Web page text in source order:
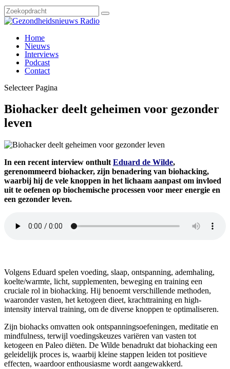
Home
Nieuws
Interviews
Podcast
Contact
Selecteer Pagina
Biohacker deelt geheimen voor gezonder
leven
In een recent interview onthult Eduard de Wilde,
gerenommeerd biohacker, zijn benadering van biohacking,
waarbij hij de vele knoppen in het lichaam aanpast om invloed
uit te oefenen op biochemische processen voor meer energie en
een gezonder leven.
Volgens Eduard spelen voeding, slaap, ontspanning, ademhaling,
koelte/warmte, licht, supplementen, beweging en training een
cruciale rol in biohacking. Hij benoemt verschillende methoden,
waaronder vasten, het ketogeen dieet, krachttraining en high-
intensity interval training, om de diverse knoppen te optimaliseren.
Zijn biohacks omvatten ook ontspanningsoefeningen, meditatie en
mindfulness, terwijl voedingskeuzes variëren van vasten tot
ketogeen en Paleo diëten. De Wilde benadrukt dat biohacking een
geleidelijk proces is, waarbij kleine stappen leiden tot positieve
effecten, waardoor enthousiasme wordt aangewakkerd.